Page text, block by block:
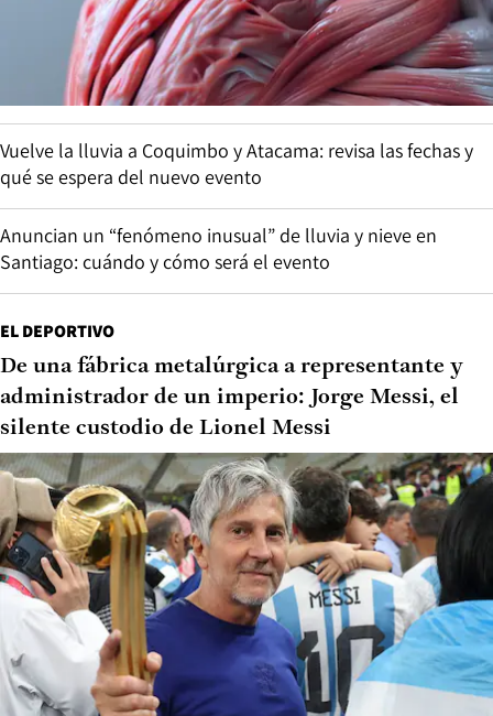
Vuelve la lluvia a Coquimbo y Atacama: revisa las fechas y
qué se espera del nuevo evento
Anuncian un “fenómeno inusual” de lluvia y nieve en
Santiago: cuándo y cómo será el evento
EL DEPORTIVO
De una fábrica metalúrgica a representante y
administrador de un imperio: Jorge Messi, el
silente custodio de Lionel Messi